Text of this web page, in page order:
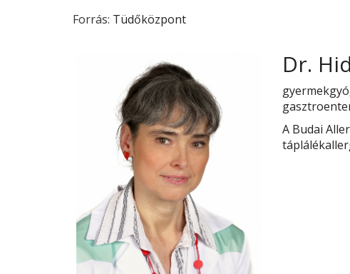
Forrás: Tüdőközpont
Dr.
A Budai